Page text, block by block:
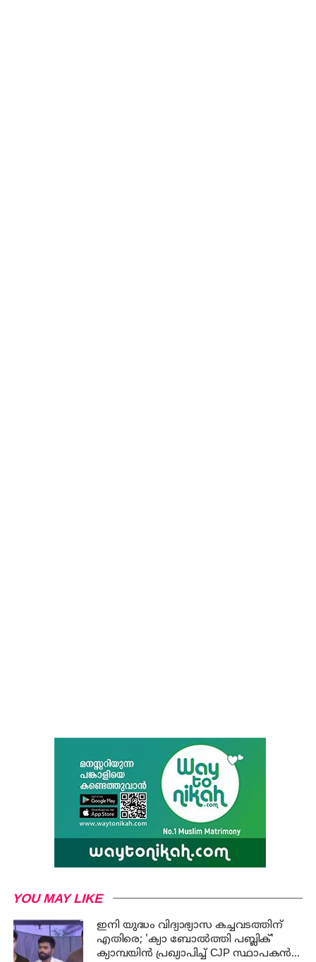
YOU MAY LIKE
ഇനി യുദ്ധം വിദ്യാഭ്യാസ കച്ചവടത്തിന്
എതിരെ; 'ക്യാ ബോൽത്തി പബ്ലിക്'
ക്യാമ്പയിൻ പ്രഖ്യാപിച്ച് CJP സ്ഥാപകൻ